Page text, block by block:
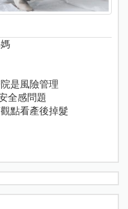
是風險管理
全感問題
點看產後掉髮